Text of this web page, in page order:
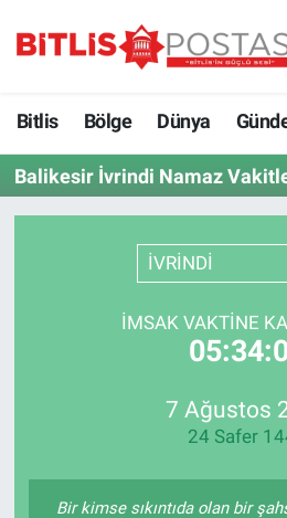
Bitlis Bölge Dünya
Balikesir İvrindi Namaz
İVRİNDİ
İMSAK VAKTINE
7 Ağustos
24 Safer
Bir kimse sıkıntıda olan bir
Bölge
Genel
Bitlis Trafik Yoğunluk
Süper Lig Puan Durumu ve
Tüm Manşetler
Son Dakika Haberleri